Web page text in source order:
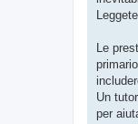
Le
Un
per